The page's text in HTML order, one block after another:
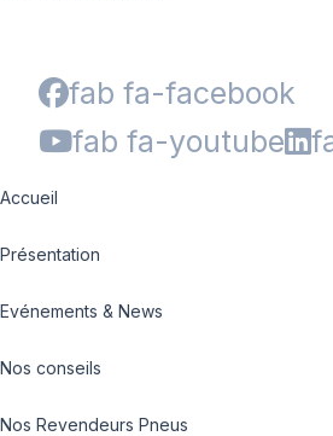
fab fa-facebook
fab fa-youtube
Accueil
Présentation
Evénements & News
Nos conseils
Nos Revendeurs Pneus